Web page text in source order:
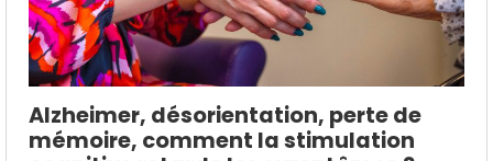
Alzheimer, désorientation, perte de
mémoire, comment la stimulation